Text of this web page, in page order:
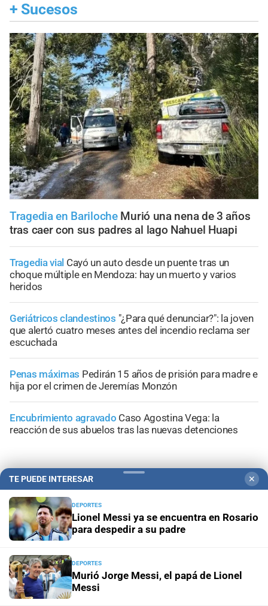
+ Sucesos
Tragedia en Bariloche Murió una nena de 3 años
tras caer con sus padres al lago Nahuel Huapi
Tragedia vial Cayó un auto desde un puente tras un
choque múltiple en Mendoza: hay un muerto y varios
heridos
Geriátricos clandestinos "¿Para qué denunciar?": la joven
que alertó cuatro meses antes del incendio reclama ser
escuchada
Penas máximas Pedirán 15 años de prisión para madre e
hija por el crimen de Jeremías Monzón
Encubrimiento agravado Caso Agostina Vega: la
reacción de sus abuelos tras las nuevas detenciones
+Información General
TE PUEDE INTERESAR ✕
DEPORTES
Lionel Messi ya se encuentra en Rosario
para despedir a su padre
DEPORTES
Murió Jorge Messi, el papá de Lionel
Messi